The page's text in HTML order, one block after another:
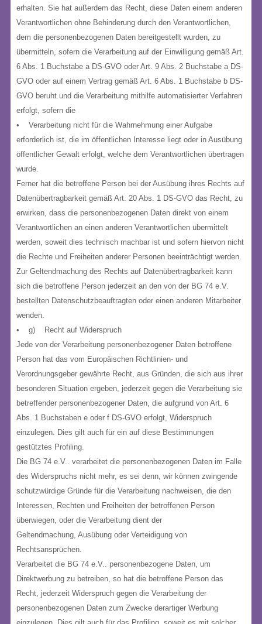
erhalten. Sie hat außerdem das Recht, diese Daten einem anderen
Verantwortlichen ohne Behinderung durch den Verantwortlichen,
dem die personenbezogenen Daten bereitgestellt wurden, zu
übermitteln, sofern die Verarbeitung auf der Einwilligung gemäß Art.
6 Abs. 1 Buchstabe a DS-GVO oder Art. 9 Abs. 2 Buchstabe a DS-
GVO oder auf einem Vertrag gemäß Art. 6 Abs. 1 Buchstabe b DS-
GVO beruht und die Verarbeitung mithilfe automatisierter Verfahren
erfolgt, sofern die
• Verarbeitung nicht für die Wahrnehmung einer Aufgabe
erforderlich ist, die im öffentlichen Interesse liegt oder in Ausübung
öffentlicher Gewalt erfolgt, welche dem Verantwortlichen übertragen
wurde.
Ferner hat die betroffene Person bei der Ausübung ihres Rechts auf
Datenübertragbarkeit gemäß Art. 20 Abs. 1 DS-GVO das Recht, zu
erwirken, dass die personenbezogenen Daten direkt von einem
Verantwortlichen an einen anderen Verantwortlichen übermittelt
werden, soweit dies technisch machbar ist und sofern hiervon nicht
die Rechte und Freiheiten anderer Personen beeinträchtigt werden.
Zur Geltendmachung des Rechts auf Datenübertragbarkeit kann
sich die betroffene Person jederzeit an den von der BG 74 e.V.
bestellten Datenschutzbeauftragten oder einen anderen Mitarbeiter
wenden.
• g) Recht auf Widerspruch
Jede von der Verarbeitung personenbezogener Daten betroffene
Person hat das vom Europäischen Richtlinien- und
Verordnungsgeber gewährte Recht, aus Gründen, die sich aus ihrer
besonderen Situation ergeben, jederzeit gegen die Verarbeitung sie
betreffender personenbezogener Daten, die aufgrund von Art. 6
Abs. 1 Buchstaben e oder f DS-GVO erfolgt, Widerspruch
einzulegen. Dies gilt auch für ein auf diese Bestimmungen
gestütztes Profiling.
Die BG 74 e.V.. verarbeitet die personenbezogenen Daten im Falle
des Widerspruchs nicht mehr, es sei denn, wir können zwingende
schutzwürdige Gründe für die Verarbeitung nachweisen, die den
Interessen, Rechten und Freiheiten der betroffenen Person
überwiegen, oder die Verarbeitung dient der
Geltendmachung, Ausübung oder Verteidigung von
Rechtsansprüchen.
Verarbeitet die BG 74 e.V.. personenbezogene Daten, um
Direktwerbung zu betreiben, so hat die betroffene Person das
Recht, jederzeit Widerspruch gegen die Verarbeitung der
personenbezogenen Daten zum Zwecke derartiger Werbung